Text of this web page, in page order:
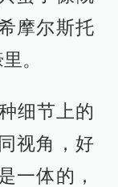
紧，后方紧
视作对于
，希摩尔